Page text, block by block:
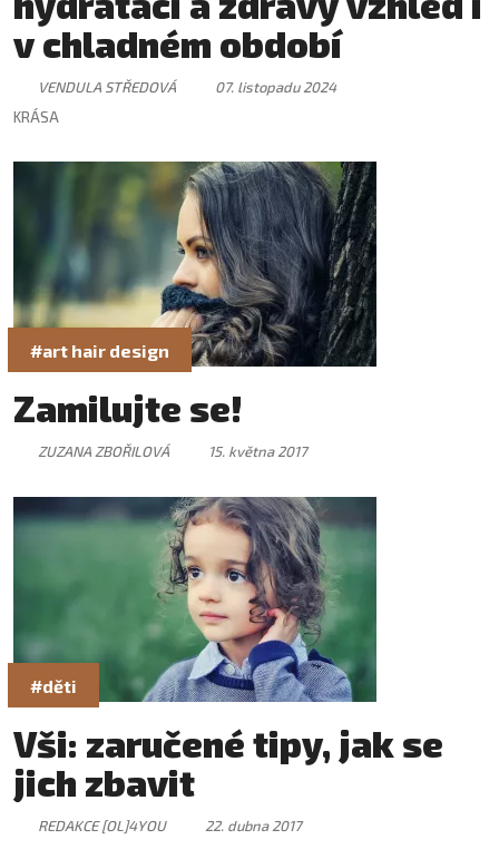
v chladném období
VENDULA STŘEDOVÁ
07. listopadu 2024
KRÁSA
#art hair design
Zamilujte se!
ZUZANA ZBOŘILOVÁ 15. května 2017
#děti
Vši: zaručené tipy, jak se
jich zbavit
REDAKCE [OL]4YOU 22. dubna 2017